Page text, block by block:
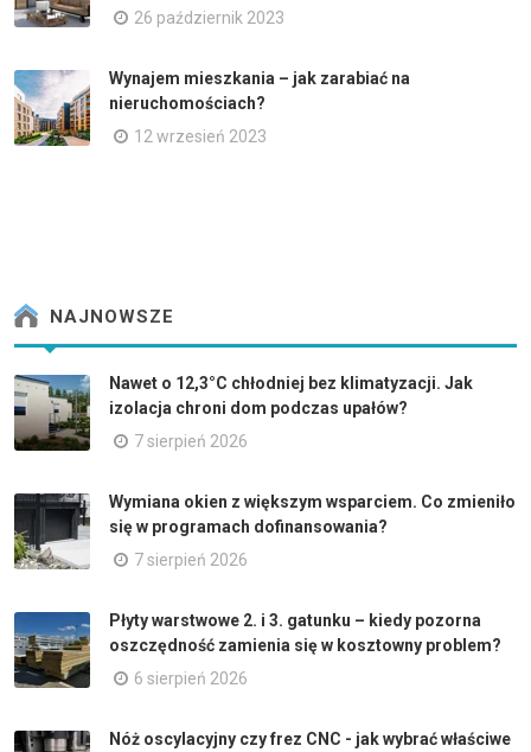
26 październik 2023
Wynajem mieszkania – jak zarabiać na
nieruchomościach?
12 wrzesień 2023
NAJNOWSZE
Nawet o 12,3°C chłodniej bez klimatyzacji. Jak
izolacja chroni dom podczas upałów?
7 sierpień 2026
Wymiana okien z większym wsparciem. Co zmieniło
się w programach dofinansowania?
7 sierpień 2026
Płyty warstwowe 2. i 3. gatunku – kiedy pozorna
oszczędność zamienia się w kosztowny problem?
6 sierpień 2026
Nóż oscylacyjny czy frez CNC - jak wybrać właściwe